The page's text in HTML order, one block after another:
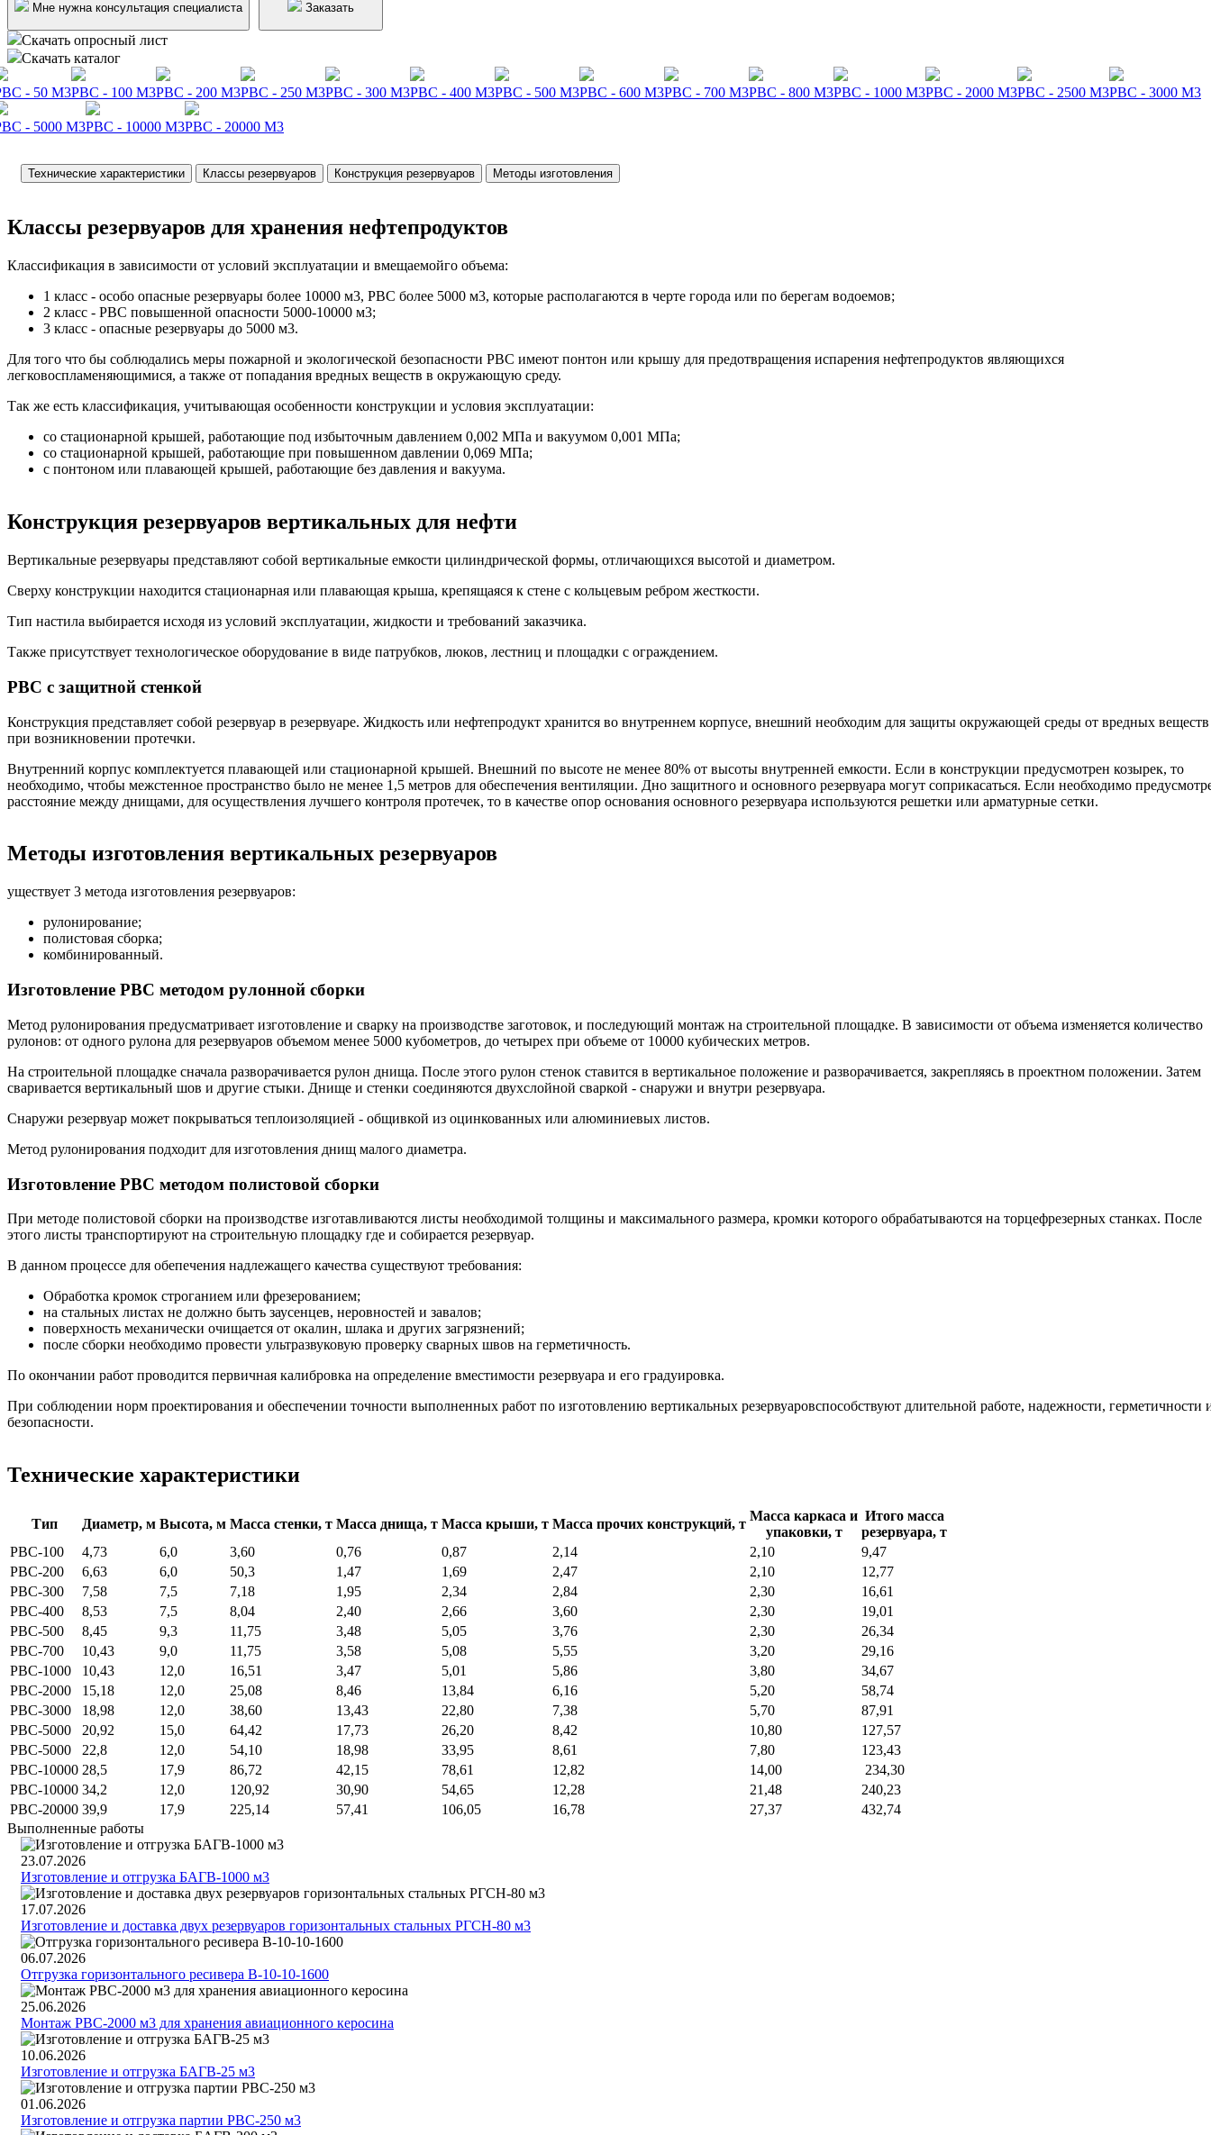
Мне нужна консультация специалиста Заказать
Скачать опросный лист
Скачать каталог
- 50 М3РВС - 100 М3РВС - 200 М3РВС - 250 М3РВС - 300 М3РВС - 400 М3РВС - 500 М3РВС - 600 М3РВС - 700 М3РВС - 800 М3РВС - 1000 М3РВС - 2000 М3РВС - 2500 М3РВС - 3000 М3
- 5000 М3РВС - 10000 М3РВС - 20000 М3
Технические характеристики Классы резервуаров Конструкция резервуаров Методы изготовления
Классы резервуаров для хранения нефтепродуктов
Классификация в зависимости от условий эксплуатации и вмещаемойго объема:
1 класс - особо опасные резервуары более 10000 м3, РВС более 5000 м3, которые располагаются в черте города или по берегам водоемов;
2 класс - РВС повышенной опасности 5000-10000 м3;
3 класс - опасные резервуары до 5000 м3.
Для того что бы соблюдались меры пожарной и экологической безопасности РВС имеют понтон или крышу для предотвращения испарения нефтепродуктов являющихся
легковоспламеняющимися, а также от попадания вредных веществ в окружающую среду.
Так же есть классификация, учитывающая особенности конструкции и условия эксплуатации:
со стационарной крышей, работающие под избыточным давлением 0,002 МПа и вакуумом 0,001 МПа;
со стационарной крышей, работающие при повышенном давлении 0,069 МПа;
с понтоном или плавающей крышей, работающие без давления и вакуума.
Конструкция резервуаров вертикальных для нефти
Вертикальные резервуары представляют собой вертикальные емкости цилиндрической формы, отличающихся высотой и диаметром.
Сверху конструкции находится стационарная или плавающая крыша, крепящаяся к стене с кольцевым ребром жесткости.
Тип настила выбирается исходя из условий эксплуатации, жидкости и требований заказчика.
Также присутствует технологическое оборудование в виде патрубков, люков, лестниц и площадки с ограждением.
РВС с защитной стенкой
Конструкция представляет собой резервуар в резервуаре. Жидкость или нефтепродукт хранится во внутреннем корпусе, внешний необходим для защиты окружающей среды от вредных веществ
при возникновении протечки.
Внутренний корпус комплектуется плавающей или стационарной крышей. Внешний по высоте не менее 80% от высоты внутренней емкости. Если в конструкции предусмотрен козырек, то
необходимо, чтобы межстенное пространство было не менее 1,5 метров для обеспечения вентиляции. Дно защитного и основного резервуара могут соприкасаться. Если необходимо
расстояние между днищами, для осуществления лучшего контроля протечек, то в качестве опор основания основного резервуара используются решетки или арматурные сетки.
Методы изготовления вертикальных резервуаров
уществует 3 метода изготовления резервуаров:
рулонирование;
полистовая сборка;
комбинированный.
Изготовление РВС методом рулонной сборки
Метод рулонирования предусматривает изготовление и сварку на производстве заготовок, и последующий монтаж на строительной площадке. В зависимости от объема изменяется количество
рулонов: от одного рулона для резервуаров объемом менее 5000 кубометров, до четырех при объеме от 10000 кубических метров.
На строительной площадке сначала разворачивается рулон днища. После этого рулон стенок ставится в вертикальное положение и разворачивается, закрепляясь в проектном положении. Затем
сваривается вертикальный шов и другие стыки. Днище и стенки соединяются двухслойной сваркой - снаружи и внутри резервуара.
Снаружи резервуар может покрываться теплоизоляцией - общивкой из оцинкованных или алюминиевых листов.
Метод рулонирования подходит для изготовления днищ малого диаметра.
Изготовление РВС методом полистовой сборки
При методе полистовой сборки на производстве изготавливаются листы необходимой толщины и максимального размера, кромки которого обрабатываются на торцефрезерных станках. После
этого листы транспортируют на строительную площадку где и собирается резервуар.
В данном процессе для обепечения надлежащего качества существуют требования:
Обработка кромок строганием или фрезерованием;
на стальных листах не должно быть заусенцев, неровностей и завалов;
поверхность механически очищается от окалин, шлака и других загрязнений;
после сборки необходимо провести ультразвуковую проверку сварных швов на герметичность.
По окончании работ проводится первичная калибровка на определение вместимости резервуара и его градуировка.
При соблюдении норм проектирования и обеспечении точности выполненных работ по изготовлению вертикальных резервуаровспособствуют длительной работе, надежности, герметичности
безопасности.
Технические характеристики
Тип Диаметр, м Высота, м Масса стенки, т Масса днища, т Масса крыши, т Масса прочих конструкций, т
Масса каркаса и
упаковки, т
Итого масса
резервуара, т
РВС-100
4,73 6,0 3,60 0,76 0,87 2,14 2,10
9,47
РВС-200
6,63 6,0 50,3 1,47 1,69 2,47 2,10
12,77
РВС-300
7,58 7,5 7,18 1,95 2,34 2,84 2,30
16,61
РВС-400
8,53 7,5 8,04 2,40 2,66 3,60 2,30
19,01
РВС-500
8,45 9,3 11,75 3,48 5,05 3,76 2,30
26,34
РВС-700
10,43 9,0 11,75 3,58 5,08 5,55 3,20
29,16
РВС-1000
10,43 12,0 16,51 3,47 5,01 5,86 3,80
34,67
РВС-2000
15,18 12,0 25,08 8,46 13,84 6,16 5,20
58,74
РВС-3000
18,98 12,0 38,60 13,43 22,80 7,38 5,70
87,91
РВС-5000
20,92 15,0 64,42 17,73 26,20 8,42 10,80
127,57
РВС-5000
22,8 12,0 54,10 18,98 33,95 8,61 7,80
123,43
РВС-10000 28,5 17,9 86,72 42,15 78,61 12,82 14,00
234,30
РВС-10000 34,2 12,0 120,92 30,90 54,65 12,28 21,48
240,23
РВС-20000 39,9 17,9 225,14 57,41 106,05 16,78 27,37
432,74
Выполненные работы
23.07.2026
Изготовление и отгрузка БАГВ-1000 м3
17.07.2026
Изготовление и доставка двух резервуаров горизонтальных стальных РГСН-80 м3
06.07.2026
Отгрузка горизонтального ресивера В-10-10-1600
25.06.2026
Монтаж РВС-2000 м3 для хранения авиационного керосина
10.06.2026
Изготовление и отгрузка БАГВ-25 м3
01.06.2026
Изготовление и отгрузка партии РВС-250 м3